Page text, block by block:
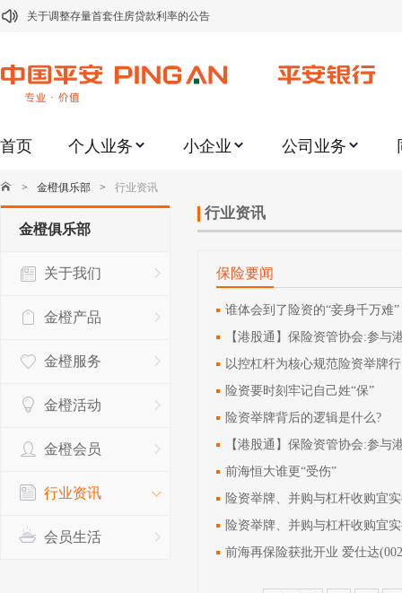
关于调整存量首套住房贷款利率的公告
关于修订《平安银行代理个人客户贵金属交易协议书》的公告
关于我行聚金宝交易软件升级更新的通知
关于2020年端午节期间上金所代理业务调整合约保证金比例和涨跌幅度限制的
关于加强代理贵金属业务风险防范的提示
关于平安银行电子版信用卡更名为平安银行数字信用卡的公告
首页 个人业务 小企业 公司业务
> 金橙俱乐部 > 行业资讯
金橙俱乐部
关于我们
金橙产品
金橙服务
金橙活动
金橙会员
行业资讯
会员生活
行业资讯
保险要闻
谁体会到了险资的“妾身千万难”
【港股通】保险资管协会:参与
以控杠杆为核心规范险资举牌
险资要时刻牢记自己姓“保”
险资举牌背后的逻辑是什么?
【港股通】保险资管协会:参与
前海恒大谁更“受伤”
险资举牌、并购与杠杆收购宜
险资举牌、并购与杠杆收购宜
前海再保险获批开业 爱仕达